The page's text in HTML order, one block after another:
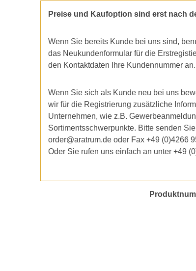
Preise und Kaufoption sind erst nach
Wenn Sie bereits Kunde bei uns sind,
das Neukundenformular für die
den Kontaktdaten Ihre Kundennummer an.
Wenn Sie sich als Kunde neu bei uns
wir für die Registrierung zusätzliche
Unternehmen, wie z.B.
Sortimentsschwerpunkte. Bitte senden
order@aratrum.de oder Fax +49 (0)4266
Oder Sie rufen uns einfach an unter +49